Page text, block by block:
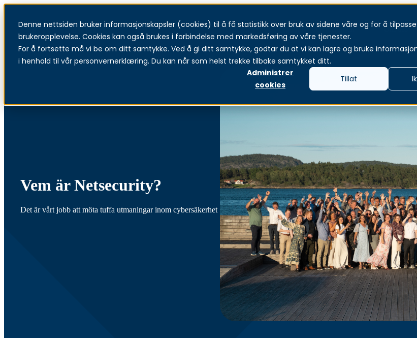
Denne nettsiden bruker informasjonskapsler (cookies) til å få statistikk over bruk av sidene våre og for å
brukeropplevelse. Cookies kan også brukes i forbindelse med markedsføring av våre tjenester.
For å fortsette må vi be om ditt samtykke. Ved å gi ditt samtykke, godtar du at vi kan lagre og bruke
i henhold til vår personvernerklæring. Du kan når som helst trekke tilbake samtykket ditt.
Administrer
cookies
Tillat
Tjänster Produkter och lösningar Om oss
Vem är Netsecurity?
Det är vårt jobb att möta tuffa utmaningar inom cybersäkerhet